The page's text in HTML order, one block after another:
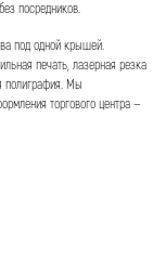
посредников.
под одной крышей.
печать, лазерная резка
полиграфия. Мы
торгового центра —